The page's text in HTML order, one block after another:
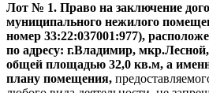
Лот № 1. Право на заключение
муниципального нежилого
номер 33:22:037001:977),
по адресу: г.Владимир,
общей площадью 32,0 кв.м, а
плану помещения,